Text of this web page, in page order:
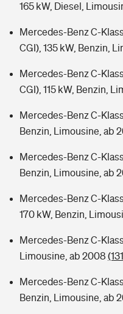
165 kW, Diesel,
Mercedes-Benz C-
CGI), 135 kW, Benzin,
Mercedes-Benz C-
CGI), 115 kW, Benzin,
Mercedes-Benz C-
Benzin, Limousine, ab
Mercedes-Benz C-
Benzin, Limousine, ab
Mercedes-Benz C-
170 kW, Benzin,
Mercedes-Benz C-
Limousine, ab 2008
Mercedes-Benz C-
Benzin, Limousine, ab